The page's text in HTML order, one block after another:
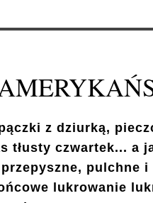
z dziurką,
tłusty czwartek... a
pulchne i
lukrowanie